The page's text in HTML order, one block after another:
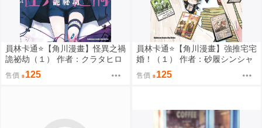
員林卡通⭐️【角川漫畫】怪異之禍
詭祕劫（１） 作者：クラタヒロ
ヤス (附尼采書套)
售價 125
員林卡通⭐️【角川漫畫】強推宅宅
婚！（１） 作者：砂履シンシャ
(附尼采書套)
售價 125